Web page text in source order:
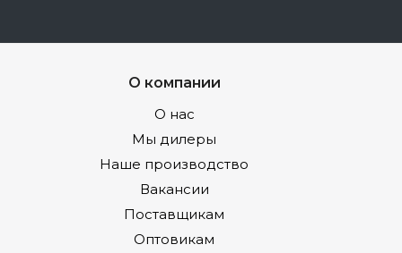
О компании
О нас
Мы дилеры
Наше производство
Вакансии
Поставщикам
Оптовикам